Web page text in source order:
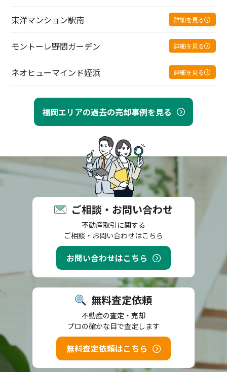
福岡エリアの過去の売却事例を見る
東洋マンション駅南 詳細を見る
モントーレ野間ガーデン 詳細を見る
ネオヒューマインド姪浜 詳細を見る
ご相談・お問い合わせ
不動産取引に関する
ご相談・お問い合わせはこちら
お問い合わせはこちら
無料査定依頼
不動産の査定・売却
プロの確かな目で査定します
無料査定依頼はこちら